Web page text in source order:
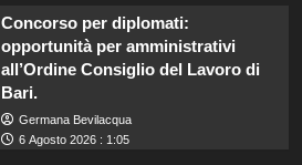
Concorso per diplomati:
opportunità per amministrativi
all’Ordine Consiglio del Lavoro di
Bari.
Germana Bevilacqua
6 Agosto 2026 : 1:05